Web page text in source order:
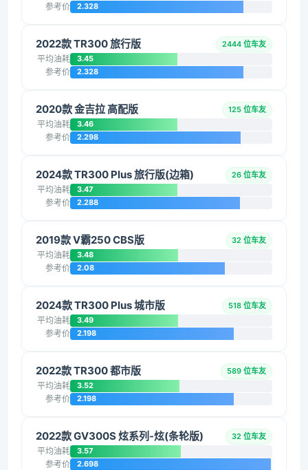
参考价 2.328
2022款 TR300 旅行版 2444 位车友
平均油耗 3.45
参考价 2.328
2020款 金吉拉 高配版 125 位车友
平均油耗 3.46
参考价 2.298
2024款 TR300 Plus 旅行版(边箱) 26 位车友
平均油耗 3.47
参考价 2.288
2019款 V霸250 CBS版 32 位车友
平均油耗 3.48
参考价 2.08
2024款 TR300 Plus 城市版 518 位车友
平均油耗 3.49
参考价 2.198
2022款 TR300 都市版 589 位车友
平均油耗 3.52
参考价 2.198
2022款 GV300S 炫系列-炫(条轮版) 32 位车友
平均油耗 3.57
参考价 2.698